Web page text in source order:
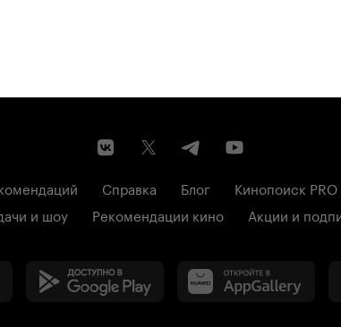
Справка Блог Кинопоиск PRO
и шоу Рекомендации кино Акции и